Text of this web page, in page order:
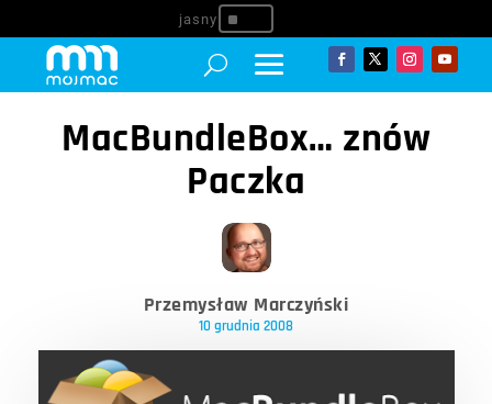
^
MacBundleBox… znów
Paczka
Przemysław Marczyński
10 grudnia 2008